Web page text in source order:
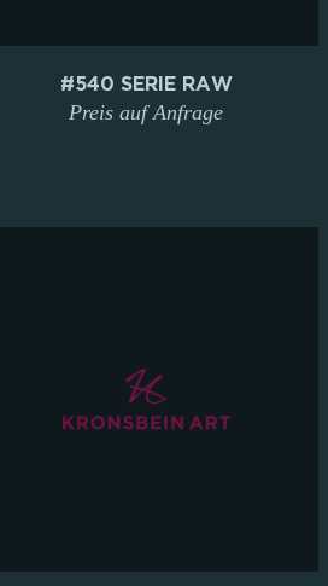
#540 SERIE RAW
Preis auf Anfrage